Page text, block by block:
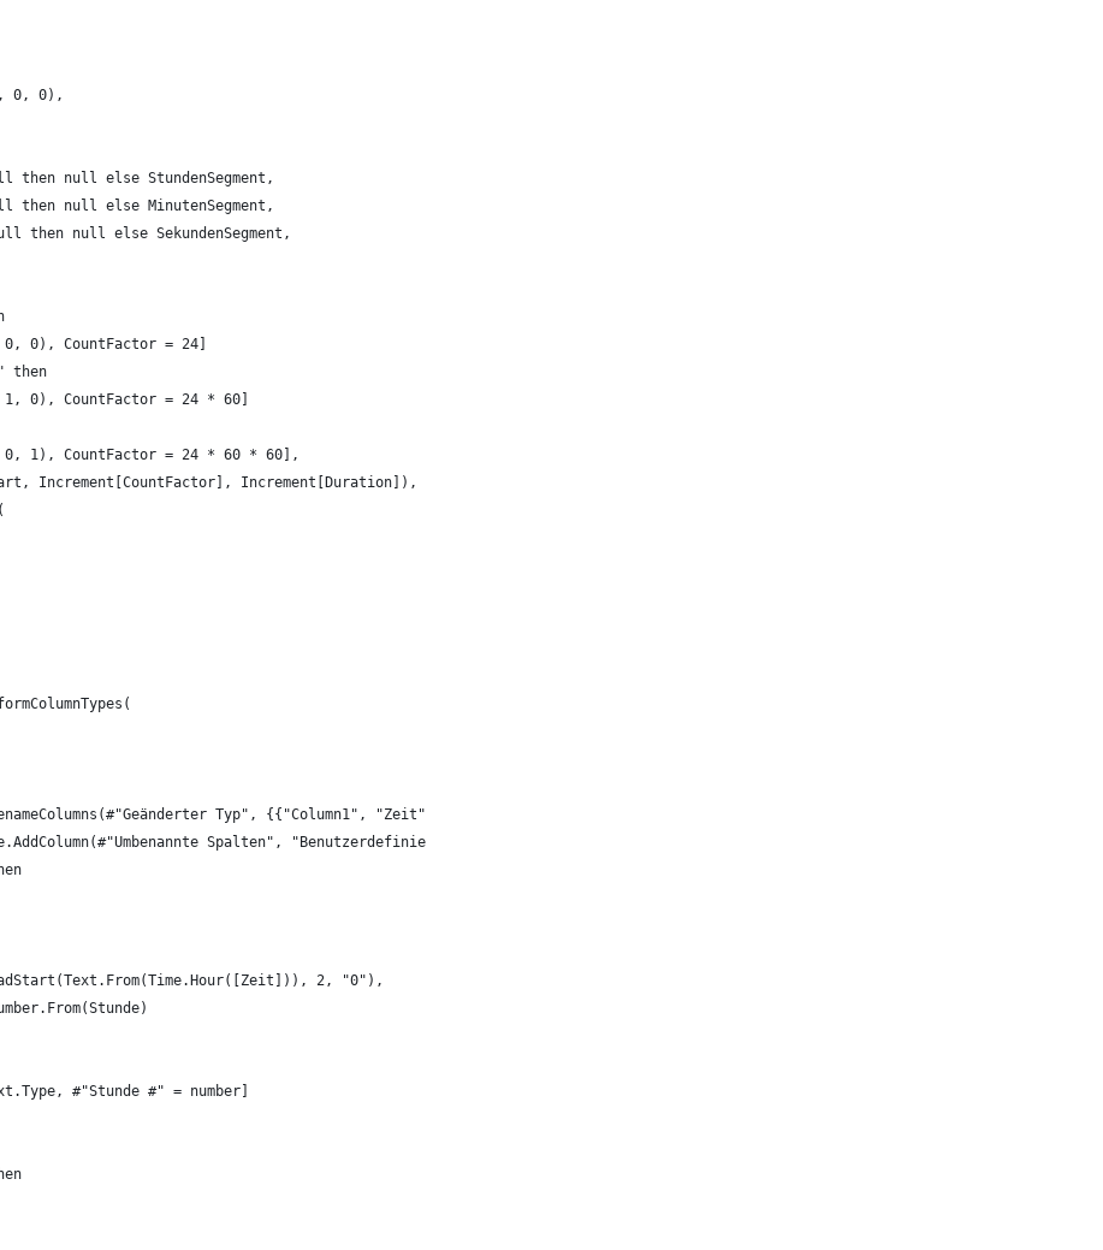
0, 0),
then null else StundenSegment,
then null else MinutenSegment,
then null else SekundenSegment,
0), CountFactor = 24]
then
0), CountFactor = 24 * 60]
1), CountFactor = 24 * 60 * 60],
Increment[CountFactor], Increment[Duration]),
Typ", {{"Column1", "Zeit"}}),
Spalten", "Benutzerdefiniert", each
2, "0"),
#"Stunde #" = number]